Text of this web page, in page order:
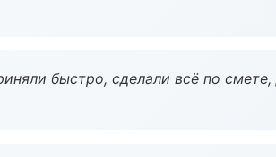
быстро, сделали всё по